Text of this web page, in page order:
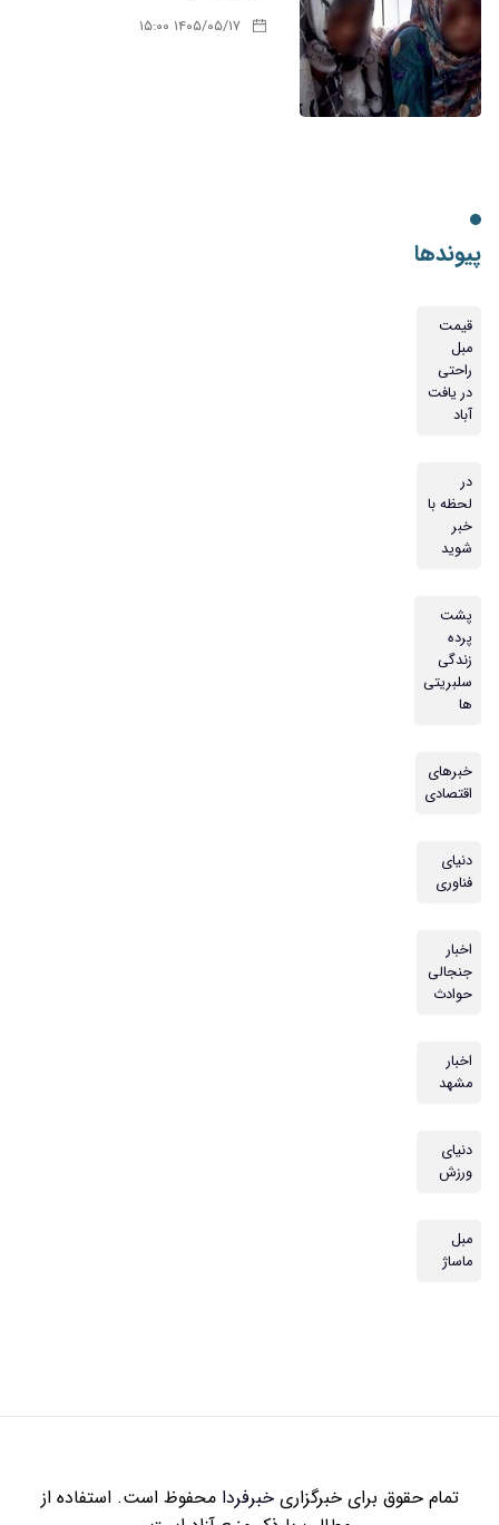
۱۴۰۵/۰۵/۱۷ ۱۵:۰۰
پیوندها
قیمت
مبل
راحتی
در یافت
آباد
در
لحظه با
خبر
شوید
پشت
پرده
زندگی
سلبریتی
ها
خبرهای
اقتصادی
دنیای
فناوری
اخبار
جنجالی
حوادث
اخبار
مشهد
دنیای
ورزش
مبل
ماساژ
تمام حقوق برای خبرگزاریخبرفردامحفوظ است. استفاده از